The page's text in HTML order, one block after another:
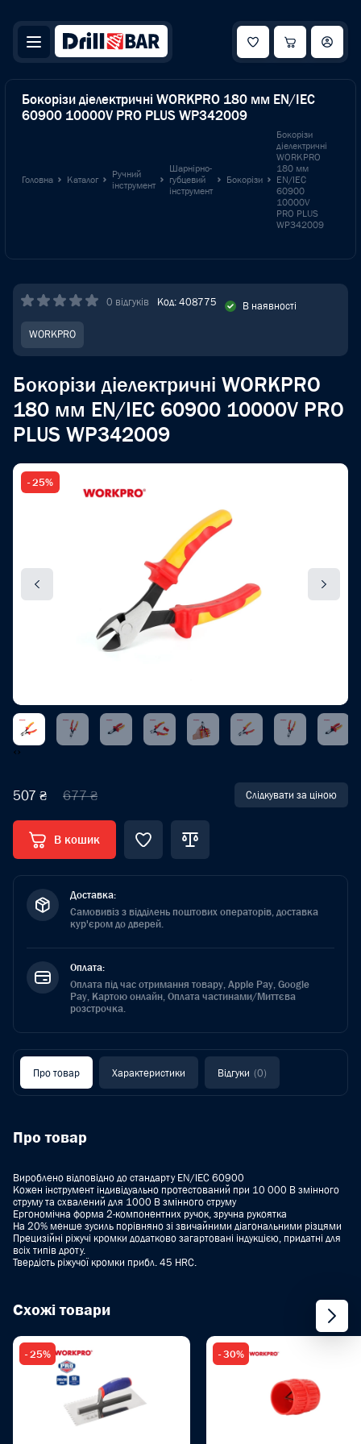
Бокорізи діелектричні WORKPRO 180 мм EN/IEC
60900 10000V PRO PLUS WP342009
Головна Каталог
Ручний
інструмент
Шарнірно-
губцевий
інструмент
Бокорізи
Бокорізи
діелектричні
WORKPRO
180 мм
EN/IEC
60900
10000V
PRO PLUS
WP342009
0 відгуків Код: 408775 В наявності
WORKPRO
Бокорізи діелектричні WORKPRO
180 мм EN/IEC 60900 10000V PRO
PLUS WP342009
- 25%
‹›
507 ₴ 677 ₴ Слідкувати за ціною
В кошик
Доставка:
Самовивіз з відділень поштових операторів, доставка
кур'єром до дверей.
Оплата:
Оплата під час отримання товару, Apple Pay, Google
Pay, Картою онлайн, Оплата частинами/Миттєва
розстрочка.
Про товар Характеристики Відгуки (0)
Про товар
Вироблено відповідно до стандарту EN/IEC 60900
Кожен інструмент індивідуально протестований при 10 000 В змінного
струму та схвалений для 1000 В змінного струму
Ергономічна форма 2-компонентних ручок, зручна рукоятка
На 20% менше зусиль порівняно зі звичайними діагональними різцями
Прецизійні ріжучі кромки додатково загартовані індукцією, придатні для
всіх типів дроту.
Твердість ріжучої кромки прибл. 45 HRC.
Схожі товари
- 25% - 30%